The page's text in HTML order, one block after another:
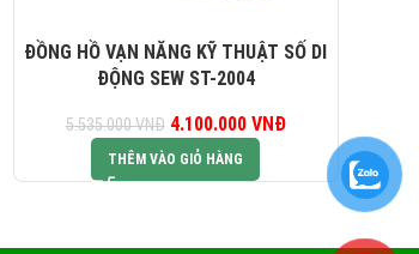
ĐỒNG HỒ VẠN NĂNG KỸ THUẬT SỐ DI
ĐỘNG SEW ST-2004
5.535.000VNĐ
Giá gốc là:
5.535.000 VNĐ.
4.100.000 VNĐ
4.100.000 VNĐ.
THÊM VÀO GIỎ HÀNG